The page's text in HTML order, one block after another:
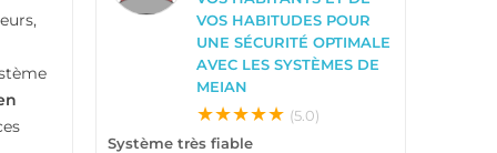
VOS HABITUDES POUR
UNE SÉCURITÉ OPTIMALE
AVEC LES SYSTÈMES DE
MEIAN
★★★★★ (5.0)
Système très fiable